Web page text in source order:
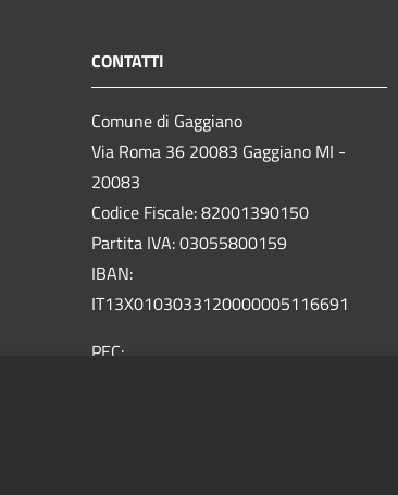
CONTATTI
Comune di Gaggiano
Via Roma 36 20083 Gaggiano MI -
20083
Codice Fiscale: 82001390150
Partita IVA: 03055800159
IBAN:
IT13X0103033120000005116691
PEC: